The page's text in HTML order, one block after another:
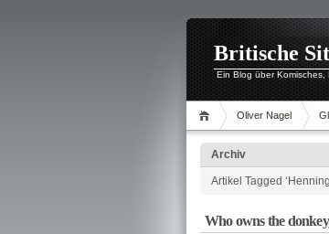
Britische
Ein Blog über
Oliver Nagel
Archiv
Artikel Tagged
Who owns the